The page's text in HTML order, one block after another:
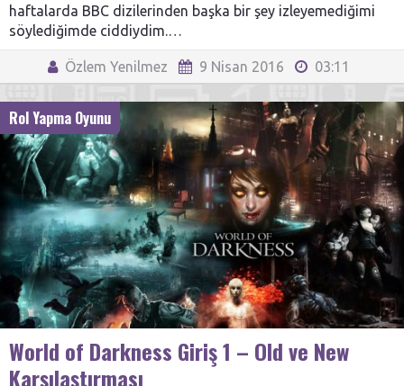
haftalarda BBC dizilerinden başka bir şey izleyemediğimi
söylediğimde ciddiydim.…
Özlem Yenilmez 9 Nisan 2016 03:11
Rol Yapma Oyunu
World of Darkness Giriş 1 – Old ve New
Karşılaştırması